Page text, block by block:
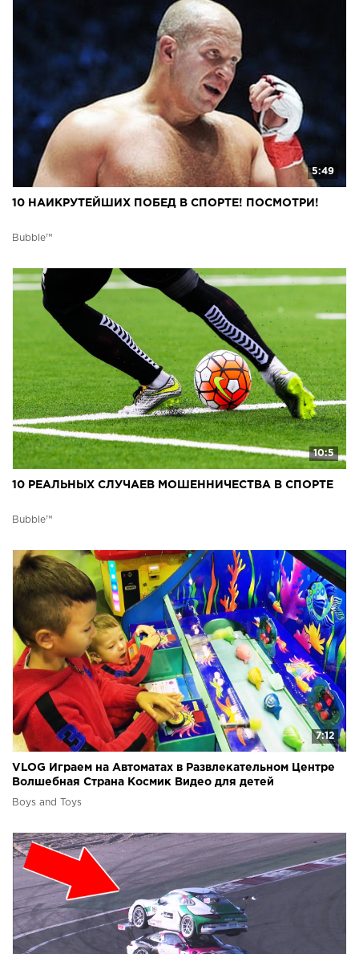
5:49
10 НАИКРУТЕЙШИХ ПОБЕД В СПОРТЕ! ПОСМОТРИ!
Bubble™
10:5
10 РЕАЛЬНЫХ СЛУЧАЕВ МОШЕННИЧЕСТВА В СПОРТЕ
Bubble™
7:12
VLOG Играем на Автоматах в Развлекательном Центре
Волшебная Страна Космик Видео для детей
Boys and Toys